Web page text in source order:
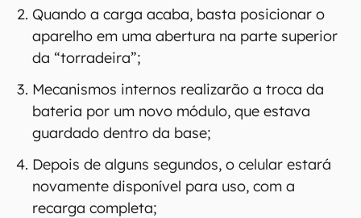
Quando a carga acaba, basta posicionar o
aparelho em uma abertura na parte superior
da “torradeira”;
Mecanismos internos realizarão a troca da
bateria por um novo módulo, que estava
guardado dentro da base;
Depois de alguns segundos, o celular estará
novamente disponível para uso, com a
recarga completa;